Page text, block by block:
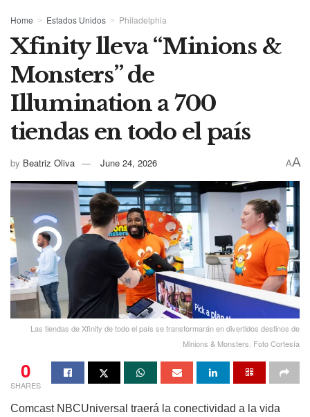
Home Estados Unidos Philadelphia
Xfinity lleva “Minions &
Monsters” de
Illumination a 700
tiendas en todo el país
by Beatriz Oliva June 24, 2026 AA
Las tiendas de Xfinity de todo el país se transformarán en divertidos destinos de
Minions & Monsters. Foto Cortesía
0
SHARES
Comcast NBCUniversal traerá la conectividad a la vida